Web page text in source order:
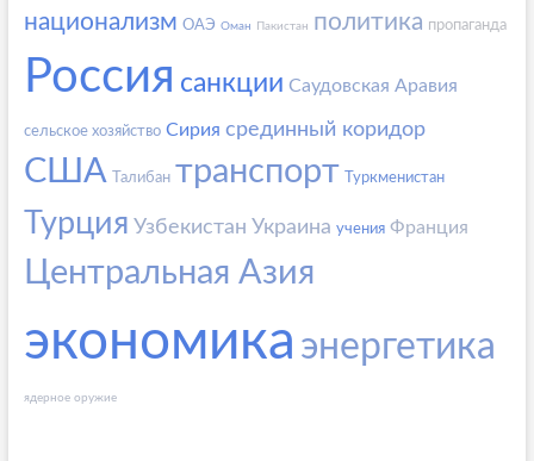
национализм ОАЭ Оман Пакистан политика пропаганда
Россия санкции Саудовская Аравия
сельское хозяйство Сирия срединный коридор
США Талибан транспорт Туркменистан
Турция Узбекистан Украина учения Франция
Центральная Азия
экономика энергетика
ядерное оружие